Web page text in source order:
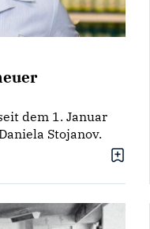
dem 1. Januar
Stojanov.